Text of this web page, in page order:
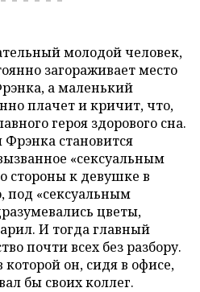
молодой человек,
загораживает место
а маленький
плачет и кричит, что,
героя здорового сна.
становится
«сексуальным
стороны к девушке в
под «сексуальным
цветы,
И тогда главный
почти всех без разбору.
он, сидя в офисе,
бы своих коллег.